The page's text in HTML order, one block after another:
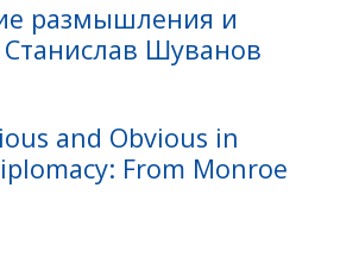
размышления и
Станислав Шуванов
and Obvious in
From Monroe